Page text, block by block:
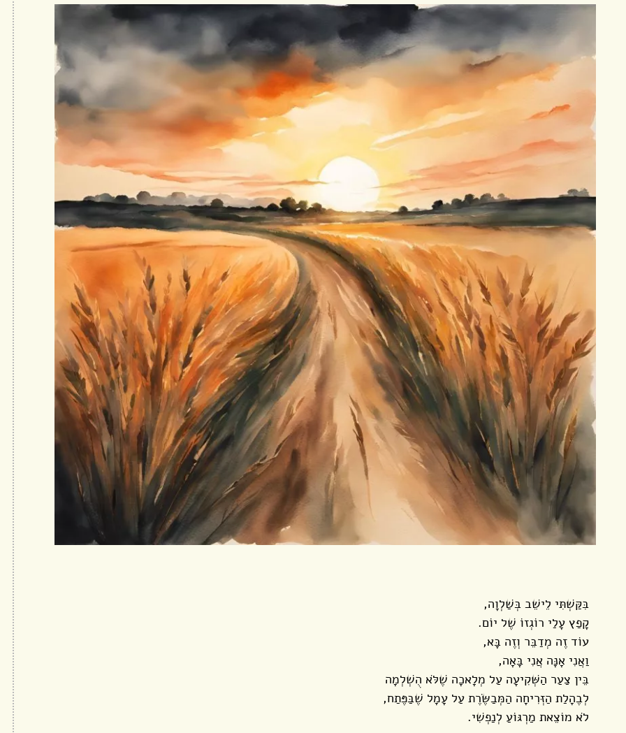
בִּקַּשְׁתִּי לֵישֵׁב בְּשַׁלְוָה,
קָפַץ עָלַי רוֹגְזוֹ שֶׁל יוֹם.
עוֹד זֶה מְדַבֵּר וְזֶה בָּא,
וַאֲנִי אָנָּה אֲנִי בָּאָה,
בֵּין צַעַר הַשְּׁקִיעָה עַל מְלָאכָה שֶׁלֹּא הֻשְׁלְמָה
לְבֶהָלַת הַזְּרִיחָה הַמְּבַשֶּׂרֶת עַל עָמָל שֶׁבַּפֶּתַח,
לֹא מוֹצֵאת מַרְגּוֹעַ לְנַפְשִׁי.